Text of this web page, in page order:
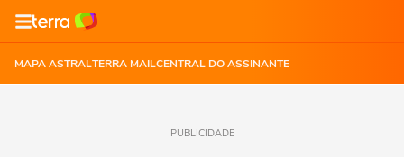
MAPA ASTRALTERRA MAILCENTRAL DO ASSINANTE
PUBLICIDADE